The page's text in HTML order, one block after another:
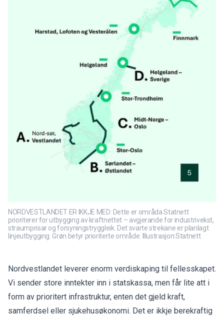
NORDVESTLANDET ER IKKJE MED: Dette er områda Statnett
prioriterer for utbygging av kraftnettet – avgjerande for industrivekst,
straumprisar og forsyningstryggleik. Det svarte strekane er planlagt
linjeutbygging. Grøn betyr prioriterte område. Illustrasjon:Statnett
Nordvestlandet leverer enorm verdiskaping til fellesskapet.
Vi sender store inntekter inn i statskassa, men får lite att i
form av prioritert infrastruktur, enten det gjeld kraft,
samferdsel eller sjukehusøkonomi. Det er ikkje berekraftig